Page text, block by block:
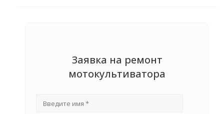
Заявка на ремонт
мотокультиватора